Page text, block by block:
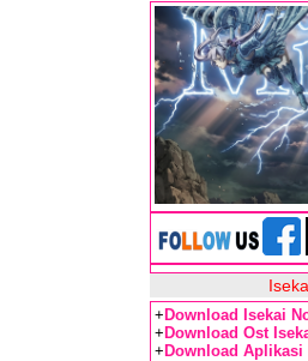
+ Download Isekai
+ Download Ost
+ Download